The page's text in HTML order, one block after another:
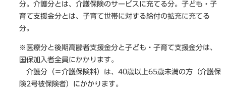
分。 介護分とは、介護保険のサービスに充てる分。子ども・子
育て支援金分とは、 子育て世帯に対する給付の拡充​に充てる
分。
※医療分と後期高齢者支援金分と子ども・子育て支援金分は、
国保加入者全員にかかります。
介護分（＝介護保険料）は、40歳以上65歳未満の方（介護保
険2号被保険者）にかかります。